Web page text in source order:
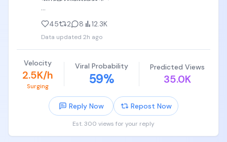
喜欢物理直接买四大力学教材，或者直接买《费曼物
4. 一定要买齐计算机教材，从6岁可以陪伴到60岁的
几本书，都是党哥自己掏真金白银在天津或者Texas亲
自买过的纸质书，哈佛MIT斯坦福也用这些书当做本科
生或者graduate level（硕士博士阶段课程）教材，记
住，一定要买齐，摆孩子卧室里，让孩子随机翻阅，
随机看，拉屎看，吃饭看，睡觉看，周末看，看一章
节就算稳赚。
针对不同agent session之间通信不便的问题，Claude
Code引入一个/rename命令，可以给agent session
命名，方便人类和Agent识别
从设计来看，这简直和Airdrop有异曲同工之妙呀，打
开Airdrop，找到目标设备，就能发送信息。打开
Claude Code，输入目标session，就能传递信息。这
意味着原来费劲信息寻找长串session id的时代币已经
45 2 8 12.3K
Data updated 2h ago
Velocity
2.5K/h
Surging
Viral Probability
59%
Predicted Views
35.0K
Reply Now Repost Now
Est. 300 views for your reply